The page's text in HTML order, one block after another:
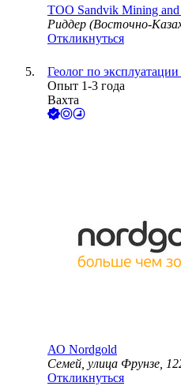
ТОО Sandvik Mining
Риддер (Восточно-
Откликнуться
Геолог по
Опыт 1-3 года
Вахта
АО Nordgold
Семей, улица Фрунзе,
Откликнуться